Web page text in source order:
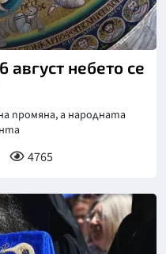
небето се
промяна, а народната
4765